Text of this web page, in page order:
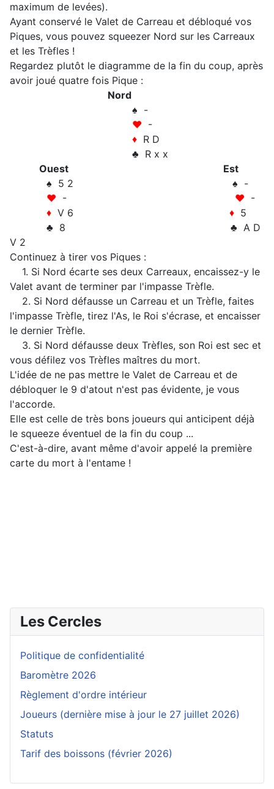
maximum de levées).
Ayant conservé le Valet de Carreau et débloqué vos
Piques, vous pouvez squeezer Nord sur les Carreaux
et les Trèfles !
Regardez plutôt le diagramme de la fin du coup, après
avoir joué quatre fois Pique :
Nord
♠ -
♥ -
♦ R D
♣ R x x
Ouest
Est
♠ 5 2 ♠ -
♥ - ♥ -
♦ V 6 ♦ 5
♣ 8 ♣ A D
V 2
Continuez à tirer vos Piques :
1. Si Nord écarte ses deux Carreaux, encaissez-y le
Valet avant de terminer par l'impasse Trèfle.
2. Si Nord défausse un Carreau et un Trèfle, faites
l'impasse Trèfle, tirez l'As, le Roi s'écrase, et encaisser
le dernier Trèfle.
3. Si Nord défausse deux Trèfles, son Roi est sec et
vous défilez vos Trèfles maîtres du mort.
L'idée de ne pas mettre le Valet de Carreau et de
débloquer le 9 d'atout n'est pas évidente, je vous
l'accorde.
Elle est celle de très bons joueurs qui anticipent déjà
le squeeze éventuel de la fin du coup ...
C'est-à-dire, avant même d'avoir appelé la première
carte du mort à l'entame !
Les Cercles
Politique de confidentialité
Baromètre 2026
Règlement d'ordre intérieur
Joueurs (dernière mise à jour le 27 juillet 2026)
Statuts
Tarif des boissons (février 2026)